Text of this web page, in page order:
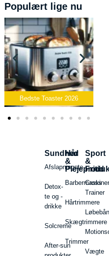
Populært lige nu
Bedste Toaster 2026
Sundhed
Afslapningste
Detox-
te og -
drikke
Solcreme
After-sun
Hår
&
Hårtrimmere
Skægtrimmere
Trimmer
Sport
&
Fritid
Cross
Trainer
Vægte